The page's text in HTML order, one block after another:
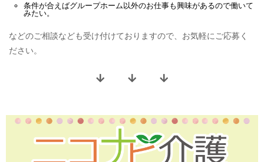
条件が合えばグループホーム 以外のお仕事も興味があるので働いて
みたい。
などのご相談なども受け付けておりますので、お気軽にご応募く
ださい。